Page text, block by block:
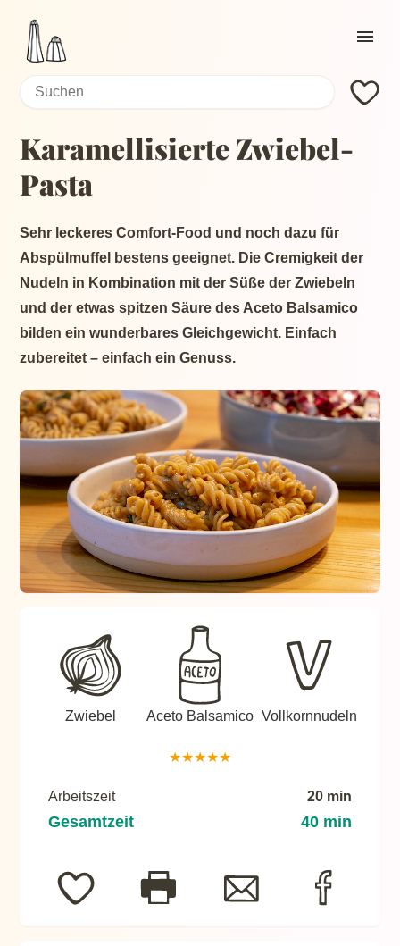
Home
Current page:
Zutaten
About
Search: Search
Karamellisierte Zwiebel-
Pasta
Sehr leckeres Comfort-Food und noch dazu für
Abspülmuffel bestens geeignet. Die Cremigkeit der
Nudeln in Kombination mit der Süße der Zwiebeln
und der etwas spitzen Säure des Aceto Balsamico
bilden ein wunderbares Gleichgewicht. Einfach
zubereitet – einfach ein Genuss.
Zwiebel Aceto Balsamico Vollkornnudeln
★★★★★
Arbeitszeit 20 min
Gesamtzeit 40 min